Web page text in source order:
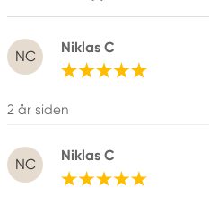
NC
Niklas C
2 år siden
NC
Niklas C